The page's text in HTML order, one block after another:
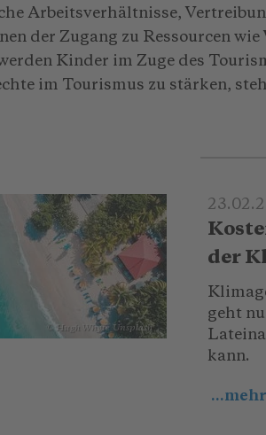
Arbeitsverhältnisse,
der Zugang zu Ressourcen
Kinder im Zuge des
im Tourismus zu stärken,
© Hugh Whyte_Unsplash
der
geht
kann.
...mehr